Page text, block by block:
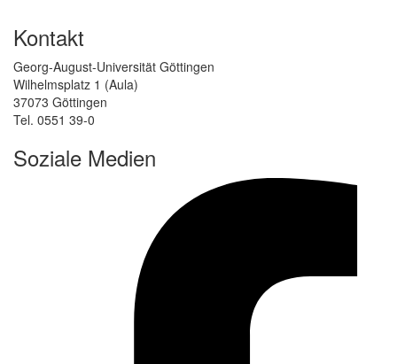
Kontakt
Georg-August-Universität Göttingen
Wilhelmsplatz 1 (Aula)
37073 Göttingen
Tel. 0551 39-0
Soziale Medien